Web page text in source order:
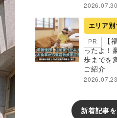
2026.07.30
エリア別
PR
【
ったよ！
歩までを
ご紹介
2026.07.23
新着記事